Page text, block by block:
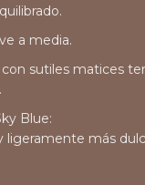
a media.
sutiles matices
Blue:
ligeramente más